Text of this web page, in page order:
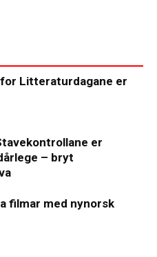
Litteraturdagane er
er
– bryt
filmar med nynorsk